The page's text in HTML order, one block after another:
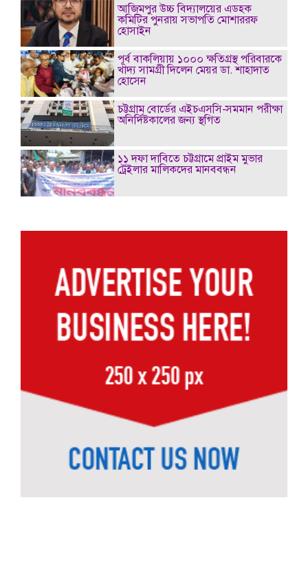
আজিমপুর উচ্চ বিদ্যালয়ের এডহক
কমিটির পুনরায় সভাপতি মোশাররফ
হোসাইন
পূর্ব বাকলিয়ায় ১০০০ ক্ষতিগ্রস্থ পরিবারকে
খাদ্য সামগ্রী দিলেন মেয়র ডা. শাহাদাত
হোসেন
চট্টগ্রাম বোর্ডের এইচএসসি-সমমান পরীক্ষা
অনির্দিষ্টকালের জন্য স্থগিত
১১ দফা দাবিতে চট্টগ্রামে প্রাইম মুভার
ট্রেইলার মালিকদের মানববন্ধন